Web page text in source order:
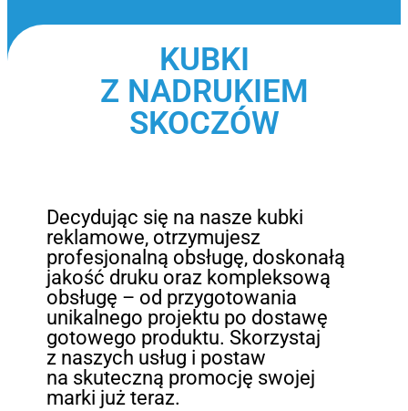
KUBKI
Z NADRUKIEM
SKOCZÓW
Decydując się na nasze kubki
reklamowe, otrzymujesz
profesjonalną obsługę, doskonałą
jakość druku oraz kompleksową
obsługę – od przygotowania
unikalnego projektu po dostawę
gotowego produktu. Skorzystaj
z naszych usług i postaw
na skuteczną promocję swojej
marki już teraz.